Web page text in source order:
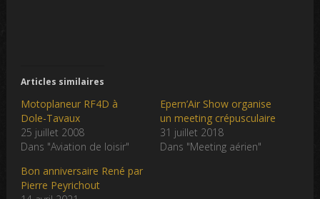
Articles similaires
Motoplaneur RF4D à
Dole-Tavaux
25 juillet 2008
Dans "Aviation de loisir"
Epern’Air Show organise
un meeting crépusculaire
31 juillet 2018
Dans "Meeting aérien"
Bon anniversaire René par
Pierre Peyrichout